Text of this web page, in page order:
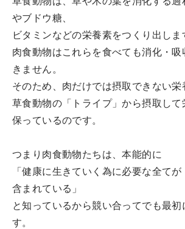
やブドウ糖、
ビタミンなどの栄養素をつくり出しま
肉食動物はこれらを食べても消化・
きません。
そのため、肉だけでは摂取できない栄
草食動物の「トライプ」から摂取して
保っているのです。
つまり肉食動物たちは、本能的に
「健康に生きていく為に必要な全て
含まれている」
と知っているから競い合ってでも最初
す。